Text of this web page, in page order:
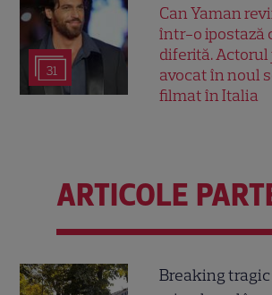
31
Can Yaman
într-o ipostază
diferită. Actorul
avocat în noul
filmat în Italia
ARTICOLE
Breaking